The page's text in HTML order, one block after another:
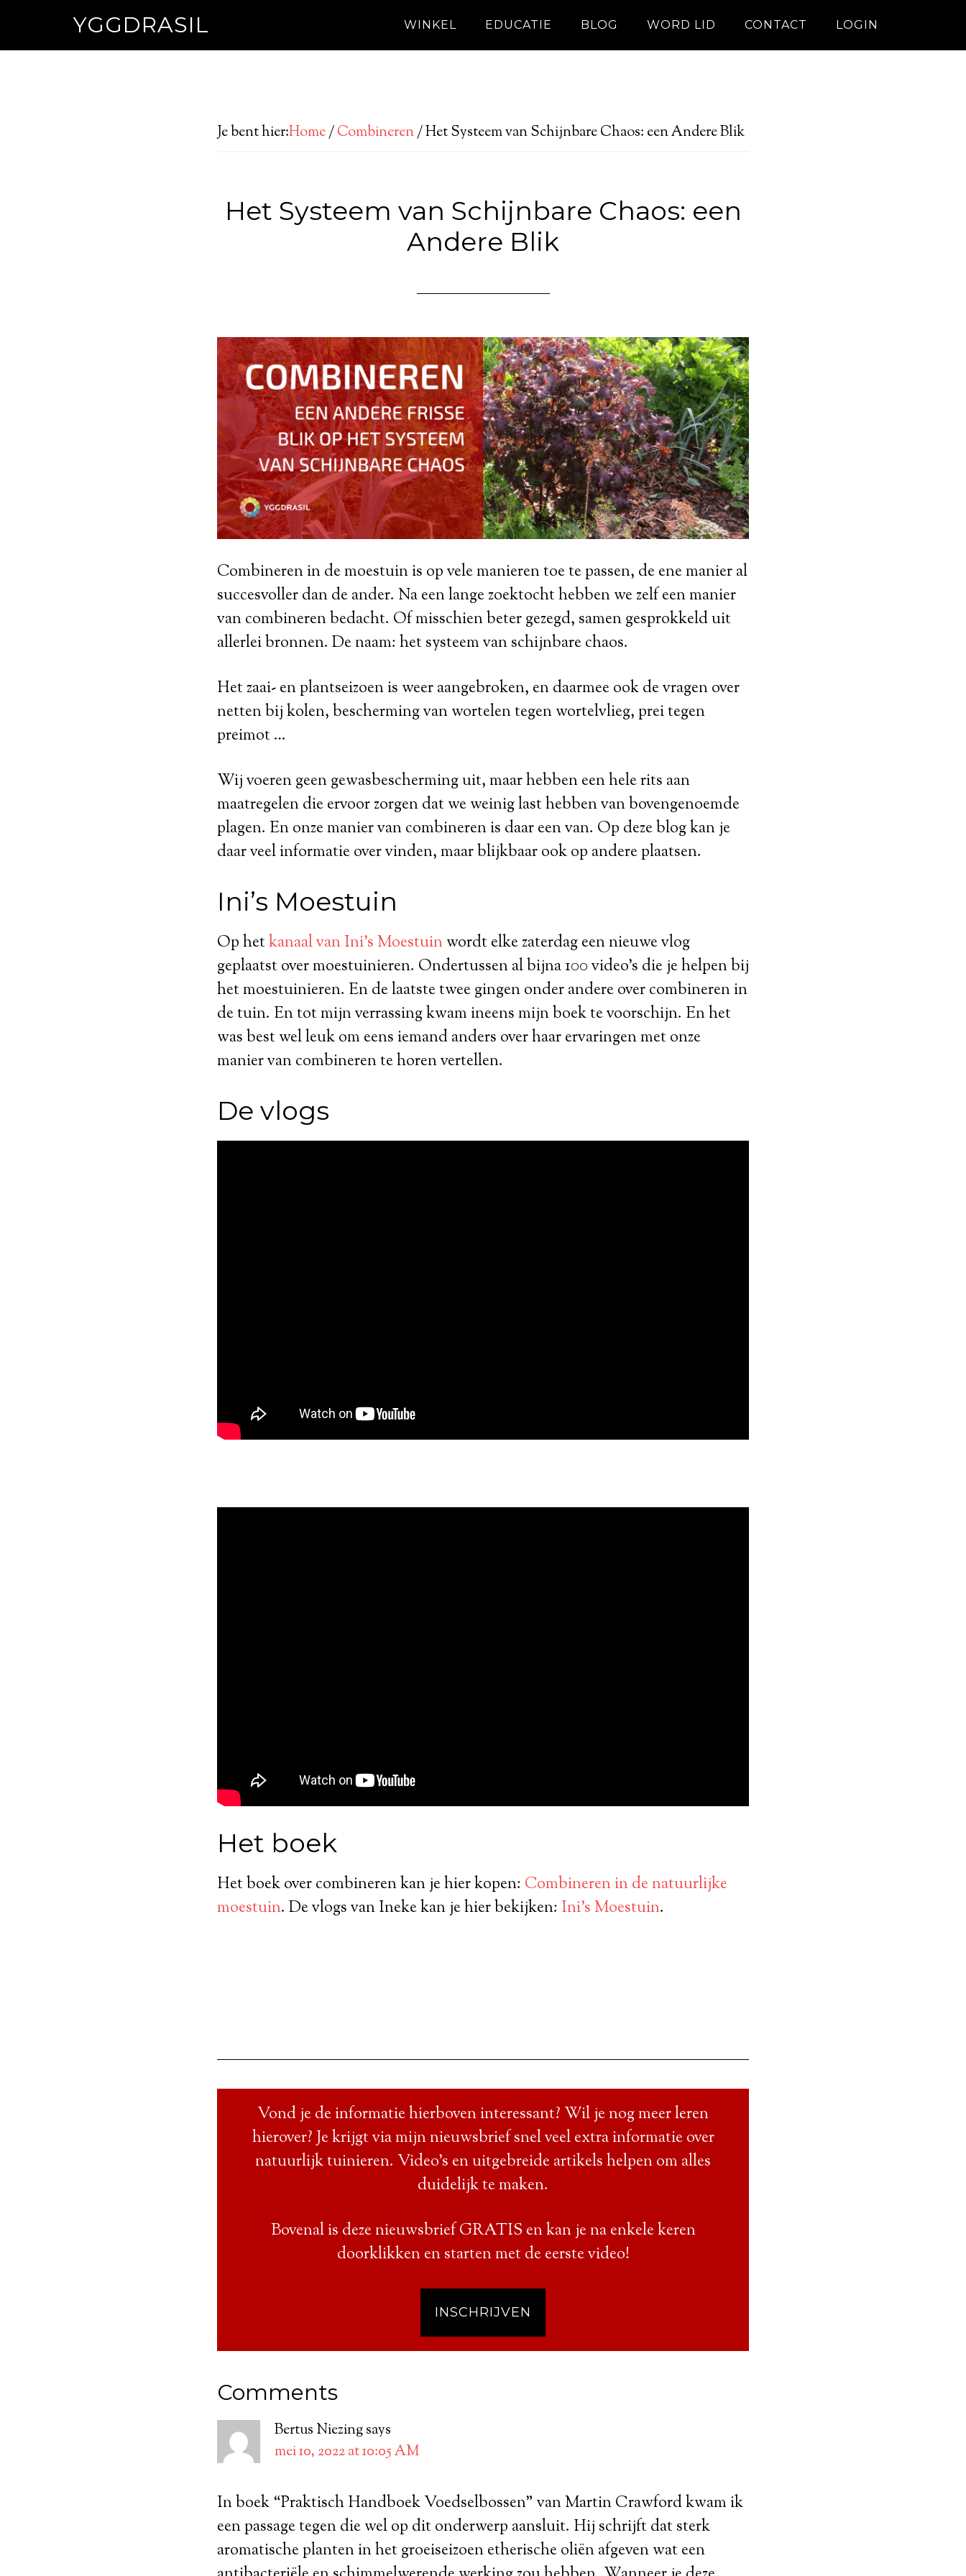
YGGDRASIL WINKEL EDUCATIE BLOG WORD LID CONTACT LOGIN
Je bent hier:Home/Combineren/Het Systeem van Schijnbare Chaos: een Andere Blik
Het Systeem van Schijnbare Chaos: een
Andere Blik
Combineren in de moestuin is op vele manieren toe te passen, de ene manier al
succesvoller dan de ander. Na een lange zoektocht hebben we zelf een manier
van combineren bedacht. Of misschien beter gezegd, samen gesprokkeld uit
allerlei bronnen. De naam: het systeem van schijnbare chaos.
Het zaai- en plantseizoen is weer aangebroken, en daarmee ook de vragen over
netten bij kolen, bescherming van wortelen tegen wortelvlieg, prei tegen
preimot …
Wij voeren geen gewasbescherming uit, maar hebben een hele rits aan
maatregelen die ervoor zorgen dat we weinig last hebben van bovengenoemde
plagen. En onze manier van combineren is daar een van. Op deze blog kan je
daar veel informatie over vinden, maar blijkbaar ook op andere plaatsen.
Ini’s Moestuin
Op hetkanaal van Ini’s Moestuinwordt elke zaterdag een nieuwe vlog
geplaatst over moestuinieren. Ondertussen al bijna 100 video’s die je helpen bij
het moestuinieren. En de laatste twee gingen onder andere over combineren in
de tuin. En tot mijn verrassing kwam ineens mijn boek te voorschijn. En het
was best wel leuk om eens iemand anders over haar ervaringen met onze
manier van combineren te horen vertellen.
De vlogs
Het boek
Het boek over combineren kan je hier kopen: Combineren in de natuurlijke
moestuin. De vlogs van Ineke kan je hier bekijken: Ini’s Moestuin.
Vond je de informatie hierboven interessant? Wil je nog meer leren
hierover? Je krijgt via mijn nieuwsbrief snel veel extra informatie over
natuurlijk tuinieren. Video’s en uitgebreide artikels helpen om alles
duidelijk te maken.
Bovenal is deze nieuwsbrief GRATIS en kan je na enkele keren
doorklikken en starten met de eerste video!
INSCHRIJVEN
Comments
Bertus Niezingsays
mei 10, 2022 at 10:05 AM
In boek “Praktisch Handboek Voedselbossen” van Martin Crawford kwam ik
een passage tegen die wel op dit onderwerp aansluit. Hij schrijft dat sterk
aromatische planten in het groeiseizoen etherische oliën afgeven wat een